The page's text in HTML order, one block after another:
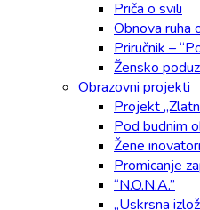
Priča o svili
Obnova ruha
Priručnik –
Žensko
Obrazovni projekti
Projekt
Pod budnim
Žene
Promicanje
“N.O.N.A.”
„Uskrsna